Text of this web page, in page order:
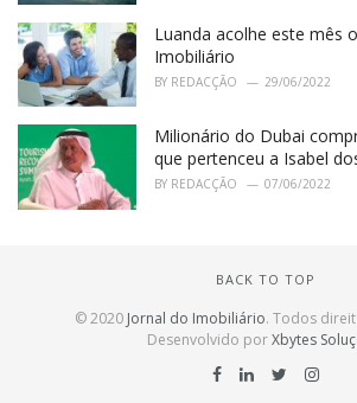
Luanda acolhe este mês
Imobiliário
BY REDACÇÃO 29/06/2022
Milionário do Dubai
que pertenceu a Isabel
BY REDACÇÃO 07/06/2022
BACK TO TOP
© 2020 Jornal do Imobiliário. Todos
Desenvolvido porXbytes